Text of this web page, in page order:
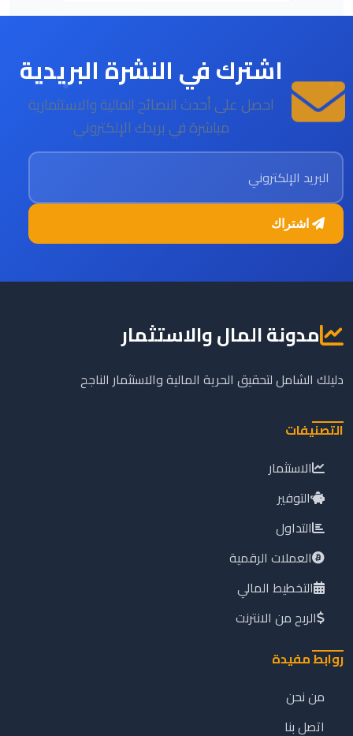
اشترك في النشرة البريدية
احصل على أحدث النصائح المالية والاستثمارية
مباشرة في بريدك الإلكتروني
البريد الإلكتروني
مدونة المال والاستثمار
دليلك الشامل لتحقيق الحرية المالية والاستثمار الناجح
التصنيفات
الاستثمار
التوفير
التداول
العملات الرقمية
التخطيط المالي
الربح من الانترنت
روابط مفيدة
من نحن
اتصل بنا